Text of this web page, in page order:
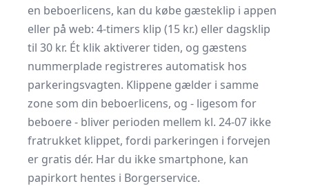
en beboerlicens, kan du købe gæsteklip i appen
eller på web: 4-timers klip (15 kr.) eller dagsklip
til 30 kr. Ét klik aktiverer tiden, og gæstens
nummerplade registreres automatisk hos
parkeringsvagten. Klippene gælder i samme
zone som din beboerlicens, og - ligesom for
beboere - bliver perioden mellem kl. 24-07 ikke
fratrukket klippet, fordi parkeringen i forvejen
er gratis dér. Har du ikke smartphone, kan
papirkort hentes i Borgerservice.